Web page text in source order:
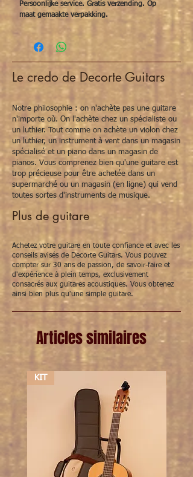
Persoonlijke service. Gratis verzending. Op
maat gemaakte verpakking.
Le credo de Decorte Guitars
Notre philosophie : on n'achète pas une guitare
n'importe où. On l'achète chez un spécialiste ou
un luthier. Tout comme on achète un violon chez
un luthier, un instrument à vent dans un magasin
spécialisé et un piano dans un magasin de
pianos. Vous comprenez bien qu'une guitare est
trop précieuse pour être achetée dans un
supermarché ou un magasin (en ligne) qui vend
toutes sortes d'instruments de musique.
Plus de guitare
Achetez votre guitare en toute confiance et avec les
conseils avisés de Decorte Guitars. Vous pouvez
compter sur 30 ans de passion, de savoir-faire et
d'expérience à plein temps, exclusivement
consacrés aux guitares acoustiques. Vous obtenez
ainsi bien plus qu'une simple guitare.
Articles similaires
KIT